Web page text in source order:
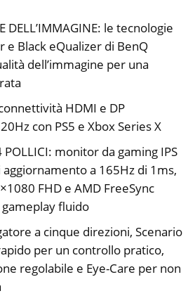
DELL’IMMAGINE: le tecnologie
e Black eQualizer di BenQ
dell’immagine per una
HDMI e DP
con PS5 e Xbox Series X
POLLICI: monitor da gaming IPS
a 165Hz di 1ms,
FHD e AMD FreeSync
fluido
a cinque direzioni, Scenario
per un controllo pratico,
regolabile e Eye-Care per non